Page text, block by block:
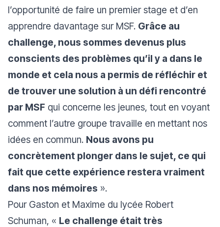
l’opportunité de faire un premier stage et d’en
apprendre davantage sur MSF. Grâce au
challenge, nous sommes devenus plus
conscients des problèmes qu’il y a dans le
monde et cela nous a permis de réfléchir et
de trouver une solution à un défi rencontré
par MSF qui concerne les jeunes, tout en voyant
comment l’autre groupe travaille en mettant nos
idées en commun. Nous avons pu
concrètement plonger dans le sujet, ce qui
fait que cette expérience restera vraiment
dans nos mémoires ».
Pour Gaston et Maxime du lycée Robert
Schuman, « Le challenge était très